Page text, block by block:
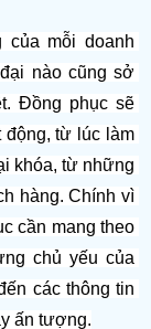
của mỗi doanh
nào cũng sở
Đồng phục sẽ
động, từ lúc làm
khóa, từ những
hàng. Chính vì
cần mang theo
chủ yếu của
các thông tin
ấn tượng.